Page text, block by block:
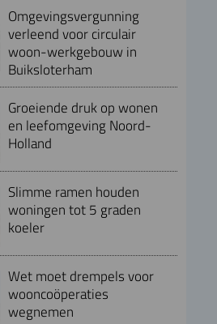
Omgevingsvergunning
verleend voor circulair
woon-werkgebouw in
Buiksloterham
Groeiende druk op wonen
en leefomgeving Noord-
Holland
Slimme ramen houden
woningen tot 5 graden
koeler
Wet moet drempels voor
wooncoöperaties
wegnemen